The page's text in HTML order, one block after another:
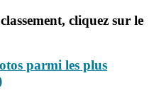
cliquez sur le
parmi les plus